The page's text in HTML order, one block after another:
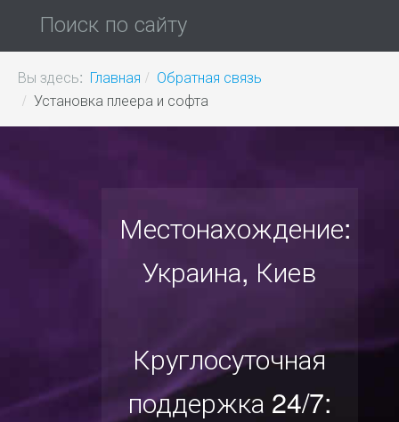
Поиск по сайту
Вы здесь: Главная
Обратная связь
Установка плеера и софта
Местонахождение:
Украина, Киев
Круглосуточная
поддержка 24/7: